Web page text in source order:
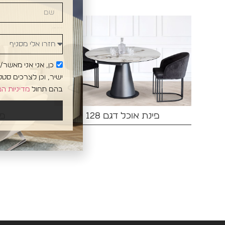
פינת אוכל דגם 128‏
כן, אני אני
ישיר, וכן לצרכים
בהם תחולמדיניות